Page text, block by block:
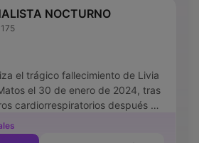
crítica, que suelen ser invisibles
El mensaje final es un llamado
a los lapidarios' para construir
sea un refugio de acogida,
detrás del error sin
NOCTURNO
el trágico fallecimiento de Livia
el 30 de enero de 2024, tras
cardiorrespiratorios después de
futbolista Dimas Cándido de
las complicaciones